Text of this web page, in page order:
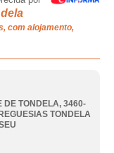
com alojamento,
DE TONDELA, 3460-
TONDELA